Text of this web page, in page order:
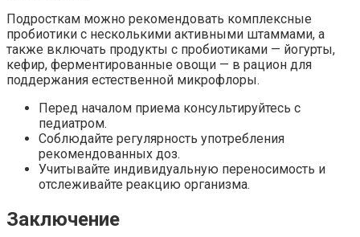
Подросткам можно рекомендовать комплексные
пробиотики с несколькими активными штаммами, а
также включать продукты с пробиотиками — йогурты,
кефир, ферментированные овощи — в рацион для
поддержания естественной микрофлоры.
Перед началом приема консультируйтесь с
педиатром.
Соблюдайте регулярность употребления
рекомендованных доз.
Учитывайте индивидуальную переносимость и
отслеживайте реакцию организма.
Заключение